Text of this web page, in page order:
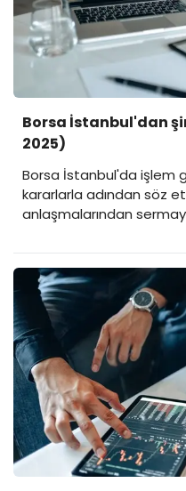
Borsa İstanbul'dan
2025)
Borsa İstanbul'da işlem
kararlarla adından söz
anlaşmalarından
kararlarından stratejik
gelişme, Kamuyu
üzerinden duyuruldu.